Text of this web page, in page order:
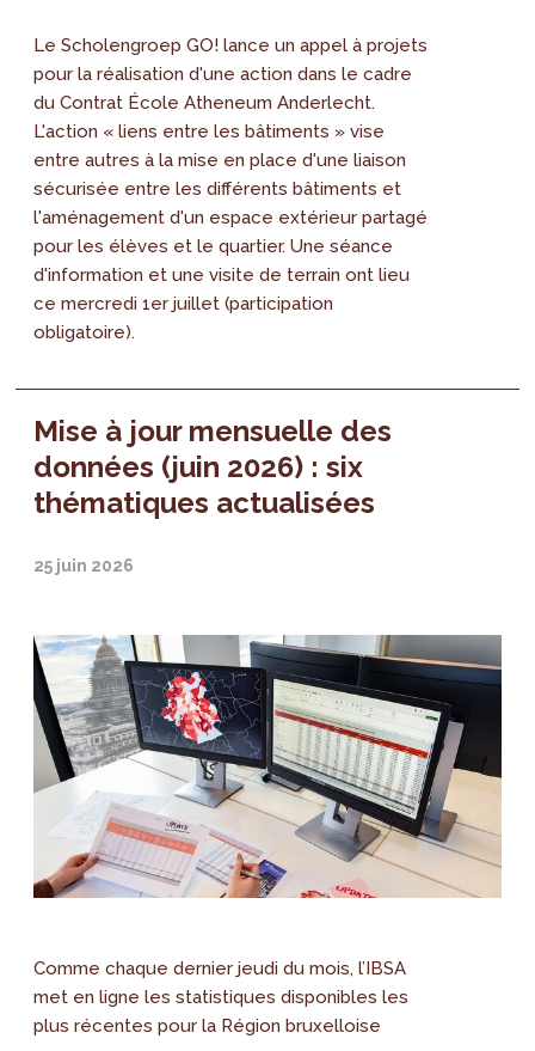
Le Scholengroep GO! lance un appel à projets
pour la réalisation d'une action dans le cadre
du Contrat École Atheneum Anderlecht.
L'action « liens entre les bâtiments » vise
entre autres à la mise en place d'une liaison
sécurisée entre les différents bâtiments et
l'aménagement d'un espace extérieur partagé
pour les élèves et le quartier. Une séance
d'information et une visite de terrain ont lieu
ce mercredi 1er juillet (participation
obligatoire).
Mise à jour mensuelle des
données (juin 2026) : six
thématiques actualisées
25 juin 2026
Comme chaque dernier jeudi du mois, l’IBSA
met en ligne les statistiques disponibles les
plus récentes pour la Région bruxelloise